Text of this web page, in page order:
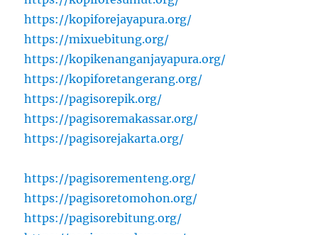
https://kopiforejayapura.org/
https://mixuebitung.org/
https://kopikenanganjayapura.org/
https://kopiforetangerang.org/
https://pagisorepik.org/
https://pagisoremakassar.org/
https://pagisorejakarta.org/
https://pagisorementeng.org/
https://pagisoretomohon.org/
https://pagisorebitung.org/